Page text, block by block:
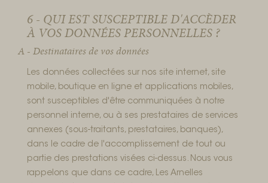
6 - QUI EST SUSCEPTIBLE D'ACCÈDER
À VOS DONNÉES PERSONNELLES ?
A - Destinataires de vos données
Les données collectées sur nos site internet, site
mobile, boutique en ligne et applications mobiles,
sont susceptibles d'être communiquées à notre
personnel interne, ou à ses prestataires de services
annexes (sous-traitants, prestataires, banques),
dans le cadre de l'accomplissement de tout ou
partie des prestations visées ci-dessus. Nous vous
rappelons que dans ce cadre, Les Arnelles